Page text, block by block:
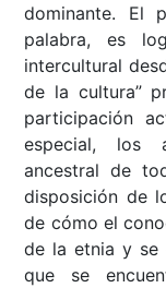
dominante. El
palabra, es
intercultural
de la cultura”
participación
especial, los
ancestral de
disposición de
de cómo el
de la etnia y se
que se